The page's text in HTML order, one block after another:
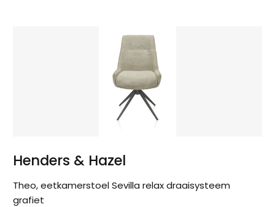
Henders & Hazel
Theo, eetkamerstoel Sevilla relax draaisysteem
grafiet